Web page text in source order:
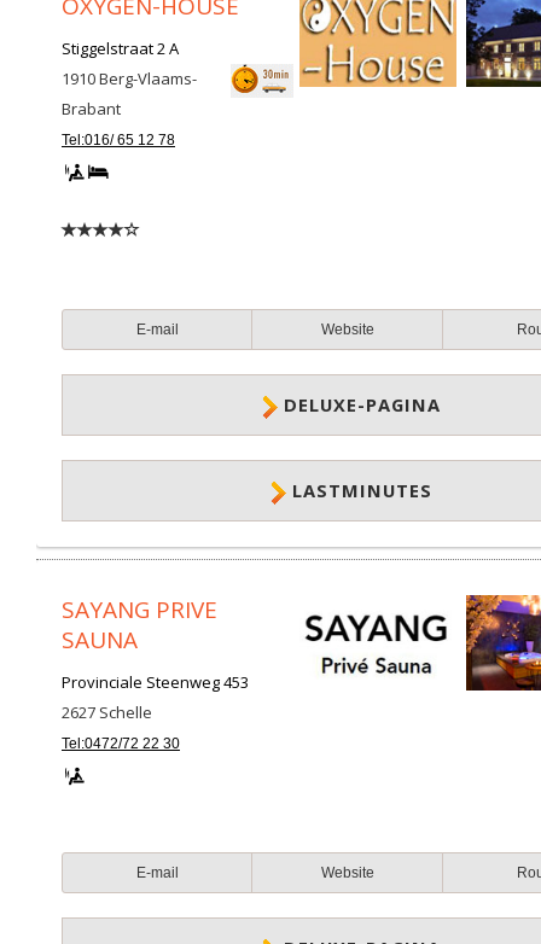
Stiggelstraat 2 A
1910Berg-Vlaams-
Brabant
Tel:016/ 65 12 78
E-mail Website
DELUXE-PAGINA
LASTMINUTES
SAYANG PRIVE
SAUNA
Provinciale Steenweg 453
2627 Schelle
Tel:0472/72 22 30
E-mail Website